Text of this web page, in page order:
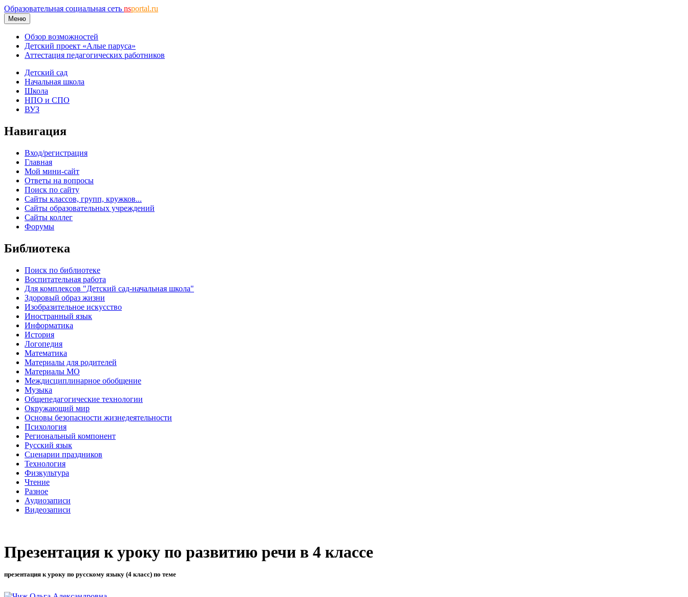
Образовательная социальная сеть nsportal.ru
Меню
Обзор возможностей
Детский проект «Алые паруса»
Аттестация педагогических работников
Детский сад
Начальная школа
Школа
НПО и СПО
ВУЗ
Навигация
Вход/регистрация
Главная
Мой мини-сайт
Ответы на вопросы
Поиск по сайту
Сайты классов, групп, кружков...
Сайты образовательных учреждений
Сайты коллег
Форумы
Библиотека
Поиск по библиотеке
Воспитательная работа
Для комплексов "Детский сад-начальная школа"
Здоровый образ жизни
Изобразительное искусство
Иностранный язык
Информатика
История
Логопедия
Математика
Материалы для родителей
Материалы МО
Междисциплинарное обобщение
Музыка
Общепедагогические технологии
Окружающий мир
Основы безопасности жизнедеятельности
Психология
Региональный компонент
Русский язык
Сценарии праздников
Технология
Физкультура
Чтение
Разное
Аудиозаписи
Видеозаписи
Презентация к уроку по развитию речи в 4 классе
презентация к уроку по русскому языку (4 класс) по теме